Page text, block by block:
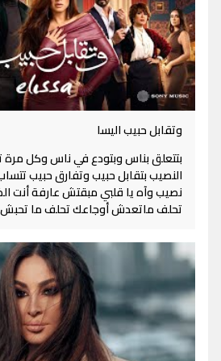
وتقابل حبيب اليسا
بتتعلق بناس وبتودع في ناس وكل
النصيب بتقابل حبيب وتفارق حبيب
نصيب وآه يا قلبي مبقتش عارفة أنت
تحلف ماتعدش أوجاعك تحلف ما